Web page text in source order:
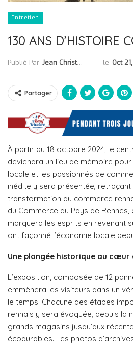
Entretien
130 ANS D’HISTOIRE
Publié Par Jean Christophe Collet le Oct
Partager
À partir du 18 octobre 2024, le
deviendra un lieu de mémoire
locale et les passionnés de
inédite y sera présentée, retraçant
transformation du commerce
du Commerce du Pays de
marquera les esprits en revenant
ont façonné l’économie locale
Une plongée historique au cœur
L’exposition, composée de 12
emmènera les visiteurs dans un
le temps. Chacune des étapes
rennais y sera évoquée, depuis la
grands magasins jusqu’aux
écodurables. Les photos